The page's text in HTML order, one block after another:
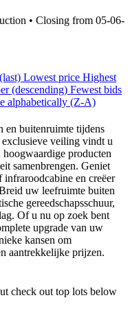
• Closing from 05-06-
Lowest price Highest
(descending) Fewest bids
alphabetically (Z-A)
en buitenruimte tijdens
veiling vindt u
producten
samenbrengen. Geniet
infraroodcabine en creëer
uw leefruimte buiten
gereedschapsschuur,
Of u nu op zoek bent
upgrade van uw
kansen om
aantrekkelijke prijzen.
check out top lots below